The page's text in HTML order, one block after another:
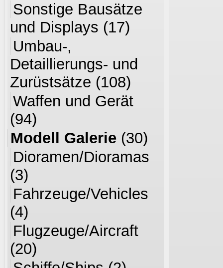
Sonstige Bausätze
und Displays (17)
Umbau-,
Detaillierungs- und
Zurüstsätze (108)
Waffen und Gerät
(94)
Modell Galerie (30)
Dioramen/Dioramas
(3)
Fahrzeuge/Vehicles
(4)
Flugzeuge/Aircraft
(20)